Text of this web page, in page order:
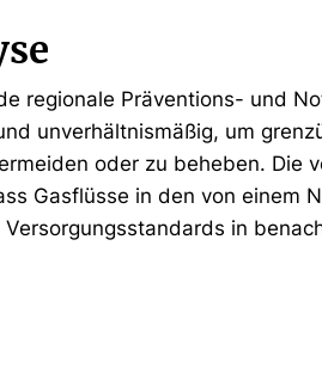
regionale Präventions- und
unverhältnismäßig, um
oder zu beheben. Die
Gasflüsse in den von einem
Versorgungsstandards in